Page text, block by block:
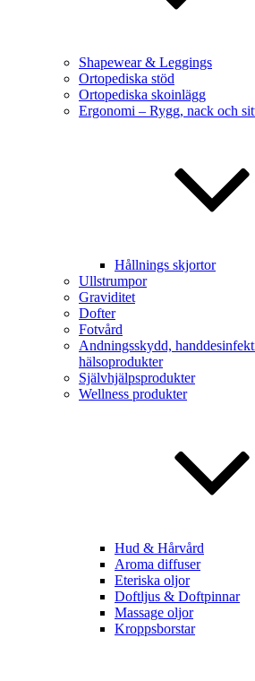
Shapewear & Leggings
Ortopediska stöd
Ortopediska skoinlägg
Ergonomi – Rygg, nack och
Hållnings skjortor
Ullstrumpor
Graviditet
Dofter
Fotvård
Andningsskydd,
hälsoprodukter
Självhjälpsprodukter
Wellness produkter
Hud & Hårvård
Aroma diffuser
Eteriska oljor
Doftljus & Doftpinnar
Massage oljor
Kroppsborstar